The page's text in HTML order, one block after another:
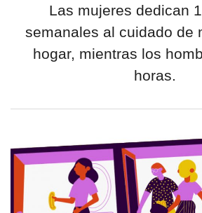
descargables
Las mujeres dedican
semanales al cuidado de
hogar, mientras los
horas.